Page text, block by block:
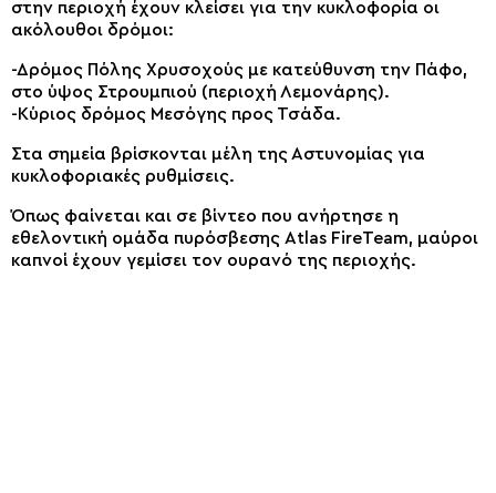
στην περιοχή έχουν κλείσει για την κυκλοφορία οι
ακόλουθοι δρόμοι:
-Δρόμος Πόλης Χρυσοχούς με κατεύθυνση την Πάφο,
στο ύψος Στρουμπιού (περιοχή Λεμονάρης).
-Κύριος δρόμος Μεσόγης προς Τσάδα.
Στα σημεία βρίσκονται μέλη της Αστυνομίας για
κυκλοφοριακές ρυθμίσεις.
Όπως φαίνεται και σε βίντεο που ανήρτησε η
εθελοντική ομάδα πυρόσβεσης Atlas FireTeam, μαύροι
καπνοί έχουν γεμίσει τον ουρανό της περιοχής.